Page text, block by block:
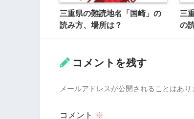
三重県の難読地名「国崎」の
読み方、場所は？
三
の
コメントを残す
メールアドレスが公開されることはあり
コメント ※